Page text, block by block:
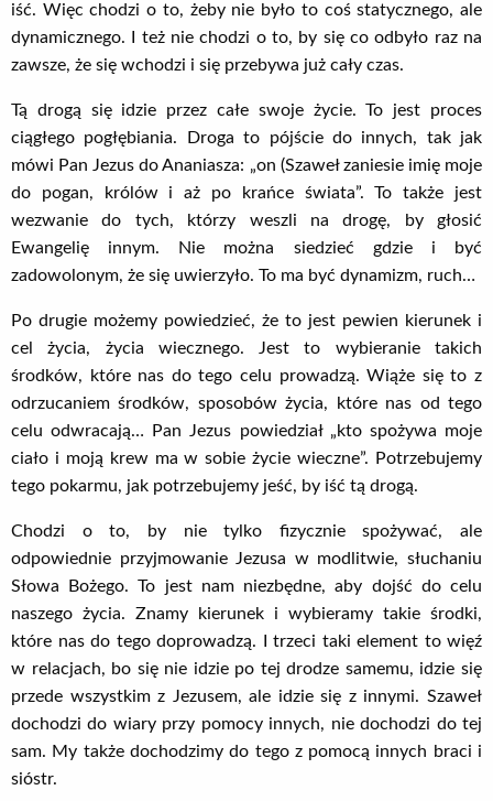
iść. Więc chodzi o to, żeby nie było to coś statycznego, ale
dynamicznego. I też nie chodzi o to, by się co odbyło raz na
zawsze, że się wchodzi i się przebywa już cały czas.
Tą drogą się idzie przez całe swoje życie. To jest proces
ciągłego pogłębiania. Droga to pójście do innych, tak jak
mówi Pan Jezus do Ananiasza: „on (Szaweł zaniesie imię moje
do pogan, królów i aż po krańce świata”. To także jest
wezwanie do tych, którzy weszli na drogę, by głosić
Ewangelię innym. Nie można siedzieć gdzie i być
zadowolonym, że się uwierzyło. To ma być dynamizm, ruch…
Po drugie możemy powiedzieć, że to jest pewien kierunek i
cel życia, życia wiecznego. Jest to wybieranie takich
środków, które nas do tego celu prowadzą. Wiąże się to z
odrzucaniem środków, sposobów życia, które nas od tego
celu odwracają… Pan Jezus powiedział „kto spożywa moje
ciało i moją krew ma w sobie życie wieczne”. Potrzebujemy
tego pokarmu, jak potrzebujemy jeść, by iść tą drogą.
Chodzi o to, by nie tylko fizycznie spożywać, ale
odpowiednie przyjmowanie Jezusa w modlitwie, słuchaniu
Słowa Bożego. To jest nam niezbędne, aby dojść do celu
naszego życia. Znamy kierunek i wybieramy takie środki,
które nas do tego doprowadzą. I trzeci taki element to więź
w relacjach, bo się nie idzie po tej drodze samemu, idzie się
przede wszystkim z Jezusem, ale idzie się z innymi. Szaweł
dochodzi do wiary przy pomocy innych, nie dochodzi do tej
sam. My także dochodzimy do tego z pomocą innych braci i
sióstr.